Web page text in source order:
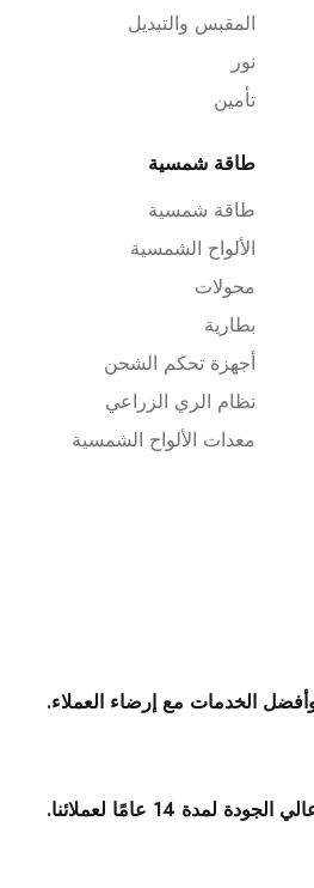
المقبس والتبديل
نور
تأمين
طاقة شمسية
طاقة شمسية
الألواح الشمسية
محولات
بطارية
أجهزة تحكم الشحن
نظام الري الزراعي
معدات الألواح الشمسية
الخدمات مع إرضاء العملاء.
14 عامًا لعملائنا.